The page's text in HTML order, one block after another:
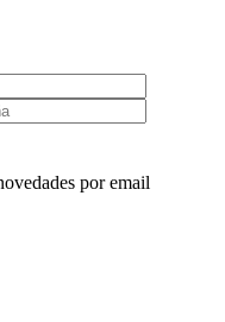
por email